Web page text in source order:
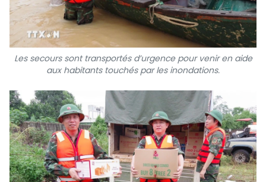
Les secours sont transportés d’urgence pour venir en aide
aux habitants touchés par les inondations.